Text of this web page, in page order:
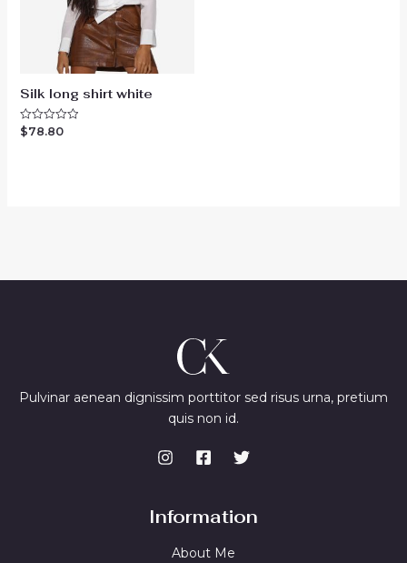
Silk long shirt white
Rated
$78.80
Pulvinar aenean dignissim porttitor sed risus urna, pretium
quis non id.
Information
About Me